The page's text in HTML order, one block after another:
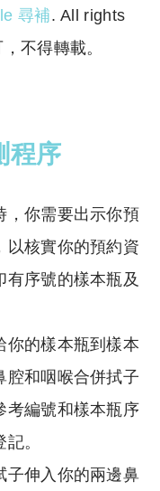
尋補. All rights
不得轉載。
程序
，你需要出示你預
以核實你的預約資
有序號的樣本瓶及
你的樣本瓶到樣本
腔和咽喉合併拭子
考編號和樣本瓶序
。
子伸入你的兩邊鼻